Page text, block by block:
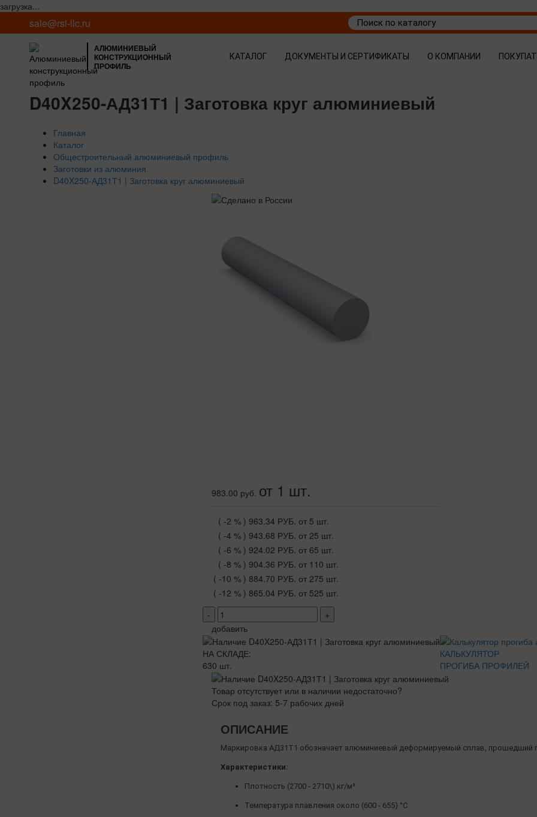
загрузка...
sale@rsi-llc.ru
АЛЮМИНИЕВЫЙ
КОНСТРУКЦИОННЫЙ
ПРОФИЛЬ
КАТАЛОГ ДОКУМЕНТЫ И СЕРТИФИКАТЫ О КОМПАНИИ
D40X250-АД31Т1 | Заготовка круг алюминиевый
Главная
Каталог
Общестроительный алюминиевый профиль
Заготовки из алюминия
D40X250-АД31Т1 | Заготовка круг алюминиевый
983.00 руб. от 1 шт.
( -2 % ) 963.34 РУБ. от 5 шт.
( -4 % ) 943.68 РУБ. от 25 шт.
( -6 % ) 924.02 РУБ. от 65 шт.
( -8 % ) 904.36 РУБ. от 110 шт.
( -10 % ) 884.70 РУБ. от 275 шт.
( -12 % ) 865.04 РУБ. от 525 шт.
-
+
добавить
НА СКЛАДЕ:
630 шт.
КАЛЬКУЛЯТОР
ПРОГИБА ПРОФИЛЕЙ
Товар отсутствует или в наличии недостаточно?
Срок под заказ: 5-7 рабочих дней
ОПИСАНИЕ
Маркировка АД31Т1 обозначает алюминиевый деформируемый сплав, прошедший
Характеристики:
Плотность (2700 - 2710\) кг/м³
Температура плавления около (600 - 655) °C